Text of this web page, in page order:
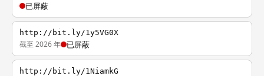
已屏蔽
http://bit.ly/1y5VG0X
截至 2026 年 已屏蔽
http://bit.ly/1NiamkG